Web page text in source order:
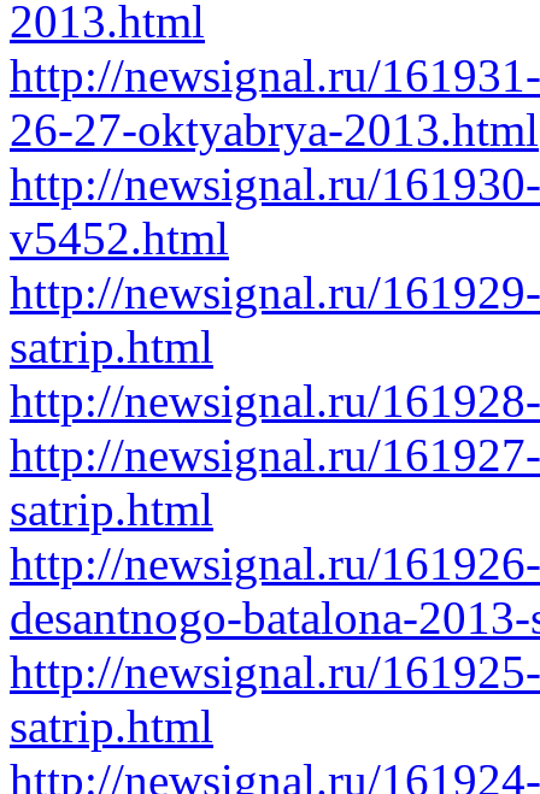
2013.html
http://newsignal.ru/
26-27-oktyabrya-2013.html
http://newsignal.ru/
v5452.html
http://newsignal.ru/
satrip.html
http://newsignal.ru/
http://newsignal.ru/
satrip.html
http://newsignal.ru/
desantnogo-batalona-
http://newsignal.ru/
satrip.html
http://newsignal.ru/